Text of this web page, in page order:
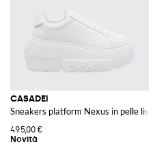
CASADEI
Sneakers platform Nexus in pelle
495,00 €